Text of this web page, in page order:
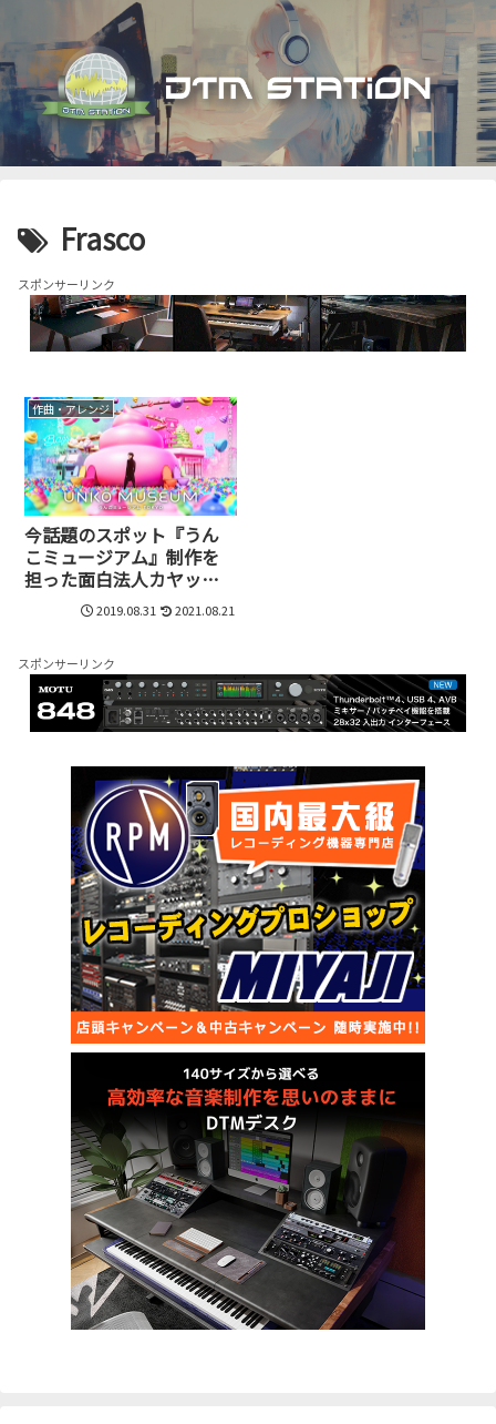
Frasco
スポンサーリンク
作曲・アレンジ
今話題のスポット『うん
こミュージアム』制作を
担った面白法人カヤック
のサウンドチームが面白
2019.08.31 2021.08.21
スポンサーリンク